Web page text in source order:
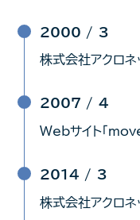
2000 / 3
株式会社アクロ
2007 / 4
Webサイト「
2014 / 3
株式会社アクロ